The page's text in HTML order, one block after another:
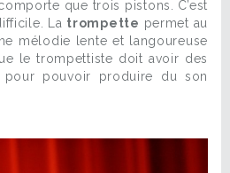
que trois pistons. C’est
La trompette permet au
mélodie lente et langoureuse
le trompettiste doit avoir des
pour pouvoir produire du son